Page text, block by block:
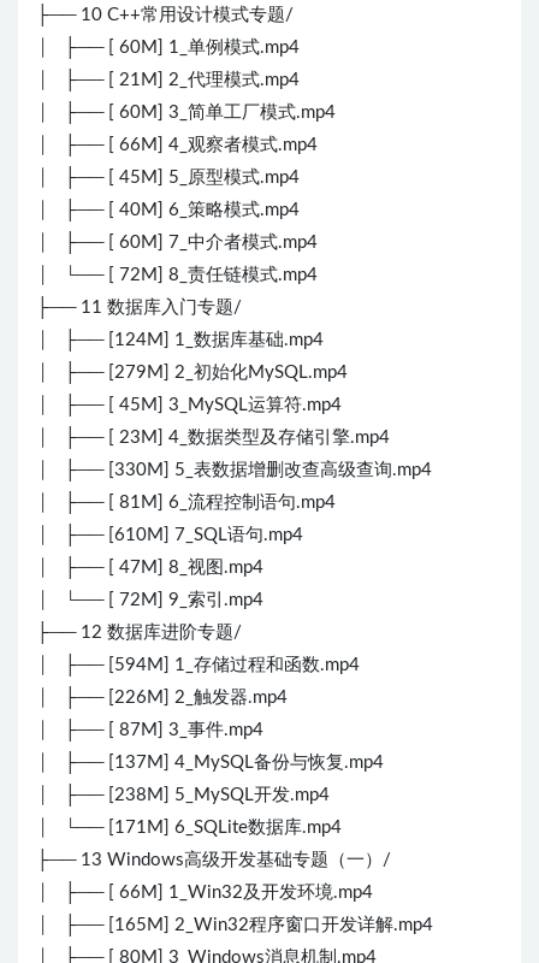
├── 10 C++常用设计模式专题/
│ ├── [ 60M] 1_单例模式.mp4
│ ├── [ 21M] 2_代理模式.mp4
│ ├── [ 60M] 3_简单工厂模式.mp4
│ ├── [ 66M] 4_观察者模式.mp4
│ ├── [ 45M] 5_原型模式.mp4
│ ├── [ 40M] 6_策略模式.mp4
│ ├── [ 60M] 7_中介者模式.mp4
│ └── [ 72M] 8_责任链模式.mp4
├── 11 数据库入门专题/
│ ├── [124M] 1_数据库基础.mp4
│ ├── [279M] 2_初始化MySQL.mp4
│ ├── [ 45M] 3_MySQL运算符.mp4
│ ├── [ 23M] 4_数据类型及存储引擎.mp4
│ ├── [330M] 5_表数据增删改查高级查询.mp4
│ ├── [ 81M] 6_流程控制语句.mp4
│ ├── [610M] 7_SQL语句.mp4
│ ├── [ 47M] 8_视图.mp4
│ └── [ 72M] 9_索引.mp4
├── 12 数据库进阶专题/
│ ├── [594M] 1_存储过程和函数.mp4
│ ├── [226M] 2_触发器.mp4
│ ├── [ 87M] 3_事件.mp4
│ ├── [137M] 4_MySQL备份与恢复.mp4
│ ├── [238M] 5_MySQL开发.mp4
│ └── [171M] 6_SQLite数据库.mp4
├── 13 Windows高级开发基础专题（一）/
│ ├── [ 66M] 1_Win32及开发环境.mp4
│ ├── [165M] 2_Win32程序窗口开发详解.mp4
│ ├── [ 80M] 3_Windows消息机制.mp4